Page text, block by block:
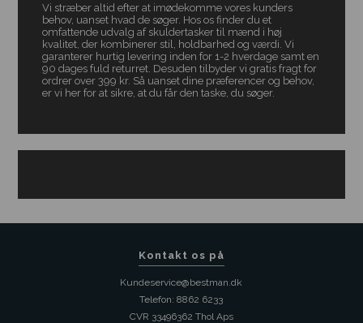
Vi stræber altid efter at imødekomme vores kunders
behov, uanset hvad de søger. Hos os finder du et
omfattende udvalg af skuldertasker til mænd i høj
kvalitet, der kombinerer stil, holdbarhed og værdi. Vi
garanterer hurtig levering inden for 1-2 hverdage samt en
90 dages fuld returret. Desuden tilbyder vi gratis fragt for
ordrer over 399 kr. Så uanset dine præferencer og behov,
er vi her for at sikre, at du får den taske, du søger.
Kontakt os på
Kundeservice@bestman.dk
Telefon: 8862 6233
CVR 33496362 Thol Aps